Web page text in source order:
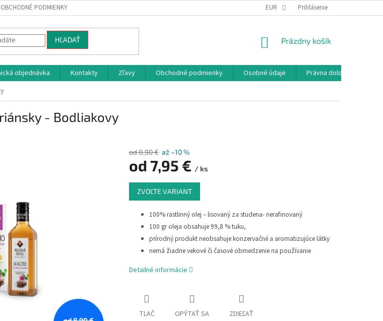
OBCHODNÉ PODMIENKY EUR Prihlásenie
HĽADAŤ
NÁKUPNÝ
Prázdny košík
objednávka Kontakty Zľavy Obchodné podmienky Osobné údaje
Právna doložka
- Bodliakovy
od 8,90 € až –10 %
od 7,95 € / ks
Jednotková
cena:
ZVOĽTE VARIANT
100% rastlinný olej – lisovaný za studena- nerafinovaný
100 gr oleja obsahuje 99,8 % tuku,
prírodný produkt neobsahuje konzervačné a aromatizujúce látky
nemá žiadne vekové či časové obmedzenie na používanie
Detailné informácie
TLAČ OPÝTAŤ SA ZDIEĽAŤ